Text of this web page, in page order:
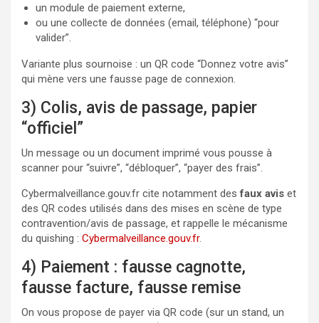
un module de paiement externe,
ou une collecte de données (email, téléphone) “pour
valider”.
Variante plus sournoise : un QR code “Donnez votre avis”
qui mène vers une fausse page de connexion.
3) Colis, avis de passage, papier
“officiel”
Un message ou un document imprimé vous pousse à
scanner pour “suivre”, “débloquer”, “payer des frais”.
Cybermalveillance.gouv.fr cite notamment desfaux avis et
des QR codes utilisés dans des mises en scène de type
contravention/avis de passage, et rappelle le mécanisme
du quishing : Cybermalveillance.gouv.fr.
4) Paiement : fausse cagnotte,
fausse facture, fausse remise
On vous propose de payer via QR code (sur un stand, un